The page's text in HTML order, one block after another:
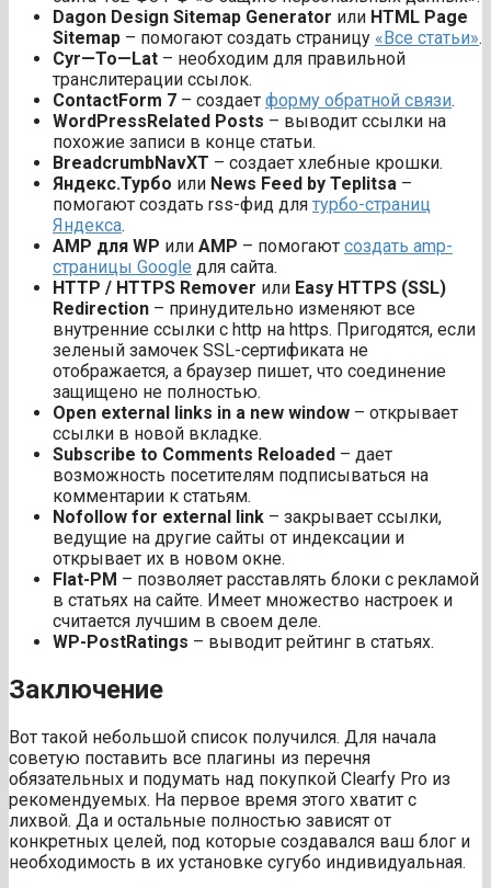
Dagon Design Sitemap Generator или HTML Page
Sitemap – помогают создать страницу «Все статьи».
Cyr—To—Lat – необходим для правильной
транслитерации ссылок.
ContactForm 7 – создает форму обратной связи.
WordPressRelated Posts – выводит ссылки на
похожие записи в конце статьи.
BreadcrumbNavXT – создает хлебные крошки.
Яндекс.Турбо или News Feed by Teplitsa –
помогают создать rss-фид для турбо-страниц
Яндекса.
AMP для WP или AMP – помогают создать amp-
страницы Google для сайта.
HTTP / HTTPS Remover или Easy HTTPS (SSL)
Redirection – принудительно изменяют все
внутренние ссылки с http на https. Пригодятся, если
зеленый замочек SSL-сертификата не
отображается, а браузер пишет, что соединение
защищено не полностью.
Open external links in a new window – открывает
ссылки в новой вкладке.
Subscribe to Comments Reloaded – дает
возможность посетителям подписываться на
комментарии к статьям.
Nofollow for external link – закрывает ссылки,
ведущие на другие сайты от индексации и
открывает их в новом окне.
Flat-PM – позволяет расставлять блоки с рекламой
в статьях на сайте. Имеет множество настроек и
считается лучшим в своем деле.
WP-PostRatings – выводит рейтинг в статьях.
Заключение
Вот такой небольшой список получился. Для начала
советую поставить все плагины из перечня
обязательных и подумать над покупкой Clearfy Pro из
рекомендуемых. На первое время этого хватит с
лихвой. Да и остальные полностью зависят от
конкретных целей, под которые создавался ваш блог и
необходимость в их установке сугубо индивидуальная.